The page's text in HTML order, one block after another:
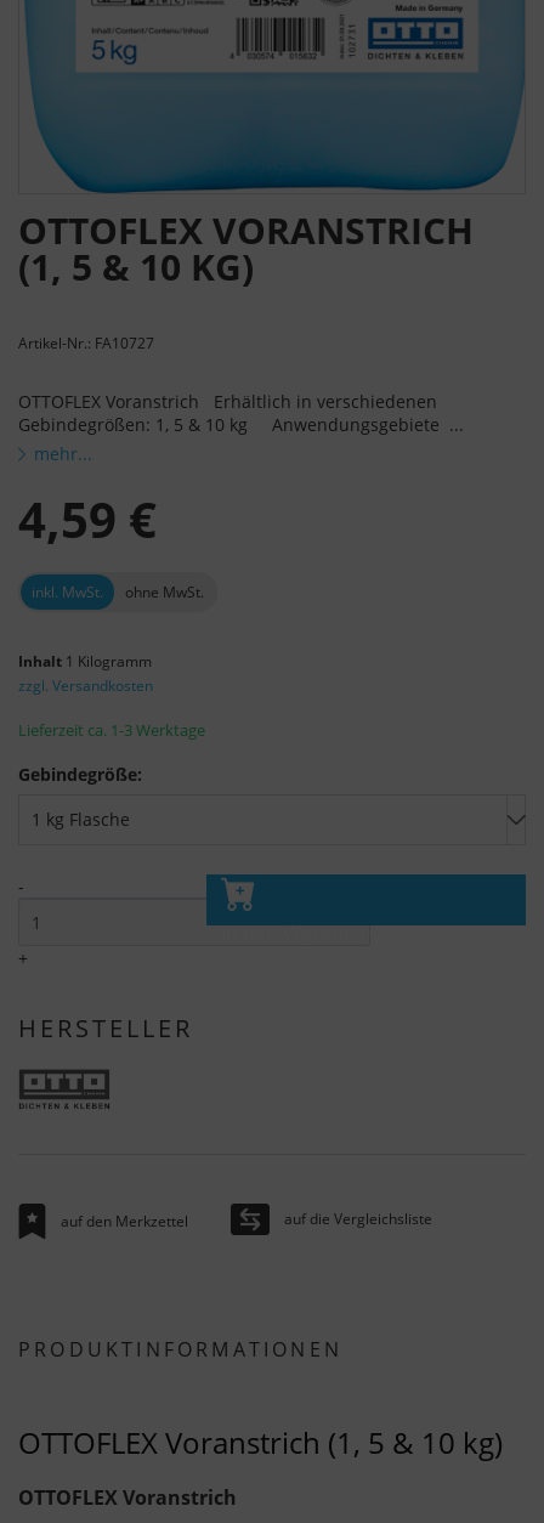
OTTOFLEX VORANSTRICH
(1, 5 & 10 KG)
Artikel-Nr.: FA10727
OTTOFLEX Voranstrich Erhältlich in verschiedenen
Gebindegrößen: 1, 5 & 10 kg Anwendungsgebiete ...
mehr...
4,59 €
inkl. MwSt. ohne MwSt.
Inhalt 1 Kilogramm
zzgl. Versandkosten
Lieferzeit ca. 1-3 Werktage
Gebindegröße:
-
+
In den Warenkorb
HERSTELLER
auf den Merkzettel auf die Vergleichsliste
PRODUKTINFORMATIONEN
OTTOFLEX Voranstrich (1, 5 & 10 kg)
OTTOFLEX Voranstrich